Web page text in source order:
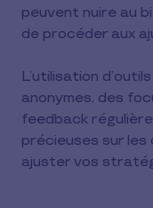
peuvent nuire au
de procéder aux
L’utilisation
anonymes, des
feedback
précieuses sur les
ajuster vos